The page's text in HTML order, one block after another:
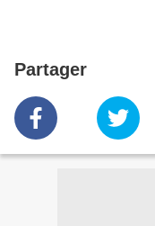
Partager